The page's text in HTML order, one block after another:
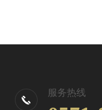
服务热线